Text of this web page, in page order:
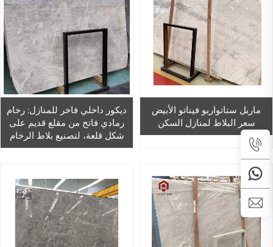
ماربل ستاتواريو فيناتو الأبيض
سعر البلاط لمنازل السكن
ديكور داخلي فاخر للمنازل: رخام
رمادي فاتح من مقلع قديم على
شكل قلعة، لتصنيع بلاط الرخام
للأرضيات والجدران في المنازل